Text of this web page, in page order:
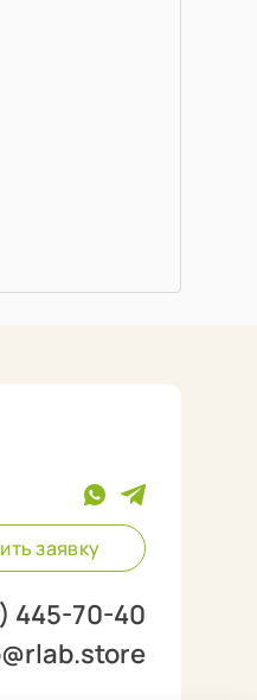
заявку
445-70-40